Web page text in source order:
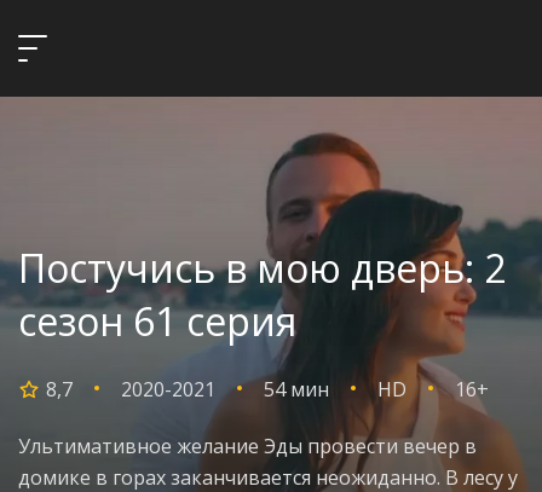
Постучись в мою дверь: 2
сезон 61 серия
8,7 2020-2021 54 мин HD 16+
Ультимативное желание Эды провести вечер в
домике в горах заканчивается неожиданно. В лесу у